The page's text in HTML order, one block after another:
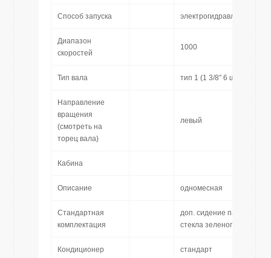
Способ запуска электрогидравлически
Диапазон
скоростей
1000
Тип вала тип 1 (1 3/8″ 6 шлиц)
Направление
вращения
(смотреть на
торец вала)
левый
Кабина
Описание одномесная
Стандартная
комплектация
доп. сидение пассажира,
стекла зеленого цвета
Кондиционер стандарт